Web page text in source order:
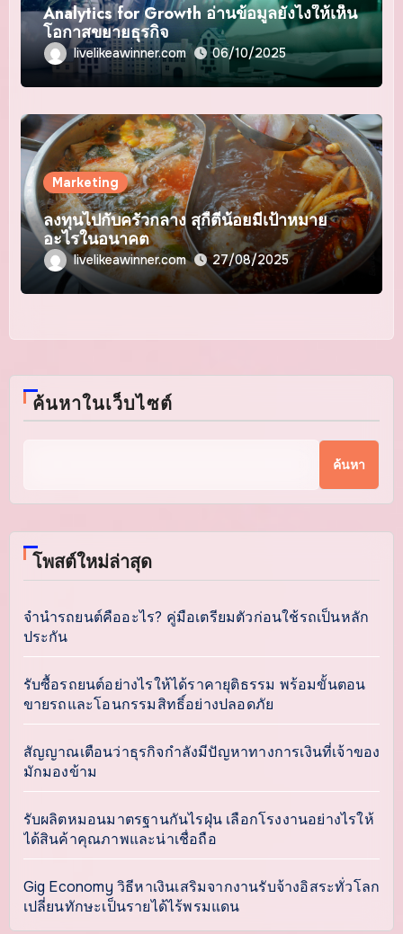
Analytics for Growth อ่านข้อมูลยังไงให้เห็น
โอกาสขยายธุรกิจ
livelikeawinner.com 06/10/2025
Marketing
ลงทุนไปกับครัวกลาง สุกี้ตี๋น้อยมีเป้าหมาย
อะไรในอนาคต
livelikeawinner.com 27/08/2025
ค้นหาในเว็บไซต์
ค้นหา
โพสต์ใหม่ล่าสุด
จำนำรถยนต์คืออะไร? คู่มือเตรียมตัวก่อนใช้รถเป็นหลัก
ประกัน
รับซื้อรถยนต์อย่างไรให้ได้ราคายุติธรรม พร้อมขั้นตอน
ขายรถและโอนกรรมสิทธิ์อย่างปลอดภัย
สัญญาณเตือนว่าธุรกิจกำลังมีปัญหาทางการเงินที่เจ้าของ
มักมองข้าม
รับผลิตหมอนมาตรฐานกันไรฝุ่น เลือกโรงงานอย่างไรให้
ได้สินค้าคุณภาพและน่าเชื่อถือ
Gig Economy วิธีหาเงินเสริมจากงานรับจ้างอิสระทั่วโลก
เปลี่ยนทักษะเป็นรายได้ไร้พรมแดน